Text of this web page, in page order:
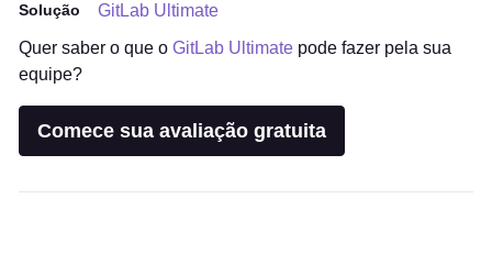
Solução
GitLab Ultimate
Quer saber o que o GitLab Ultimate pode fazer pela sua
equipe?
Comece sua avaliação gratuita